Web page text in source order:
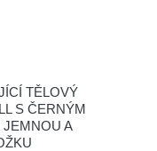
TĚLOVÝ
S ČERNÝM
JEMNOU A